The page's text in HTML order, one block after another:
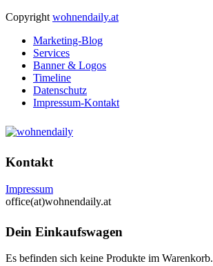
Copyright wohnendaily.at
Marketing-Blog
Services
Banner & Logos
Timeline
Datenschutz
Impressum-Kontakt
Kontakt
Impressum
office(at)wohnendaily.at
Dein Einkaufswagen
Es befinden sich keine Produkte im Warenkorb.